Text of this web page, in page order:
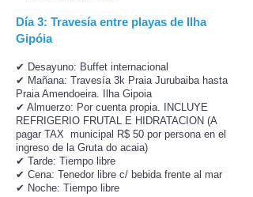
Día 3: Travesía entre playas de Ilha
Gipóia
✔ Desayuno: Buffet internacional
✔ Mañana: Travesía 3k Praia Jurubaiba hasta
Praia Amendoeira. Ilha Gipoia
✔ Almuerzo: Por cuenta propia. INCLUYE
REFRIGERIO FRUTAL E HIDRATACION (A
pagar TAX municipal R$ 50 por persona en el
ingreso de la Gruta do acaia)
✔ Tarde: Tiempo libre
✔ Cena: Tenedor libre c/ bebida frente al mar
✔ Noche: Tiempo libre